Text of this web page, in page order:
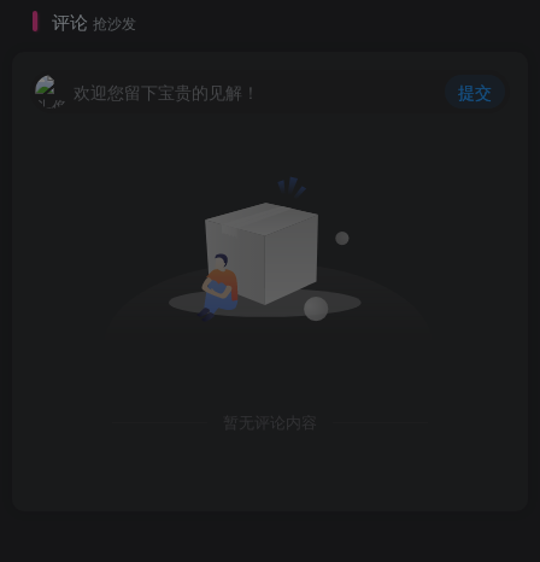
评论 抢沙发
欢迎您留下宝贵的见解！ 提交
暂无评论内容